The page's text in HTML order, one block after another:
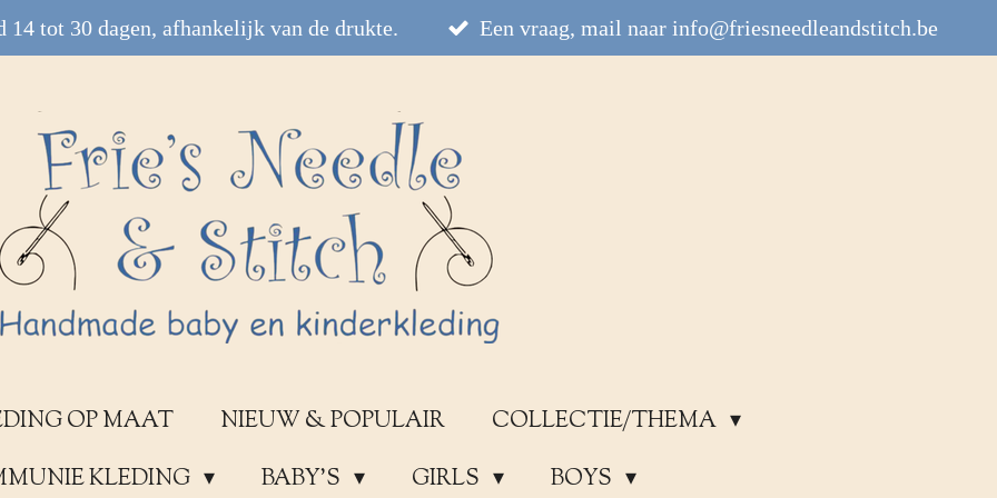
14 tot 30 dagen, afhankelijk van de drukte. Een vraag, mail naar info@friesneedleandstitch.be
OP MAAT NIEUW & POPULAIR
COLLECTIE/THEMA
KLEDING
BABY'S GIRLS
BOYS